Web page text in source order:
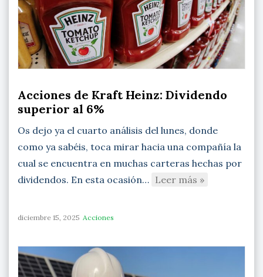
Acciones de Kraft Heinz: Dividendo
superior al 6%
Os dejo ya el cuarto análisis del lunes, donde
como ya sabéis, toca mirar hacia una compañía la
cual se encuentra en muchas carteras hechas por
dividendos. En esta ocasión… Leer más »
diciembre 15, 2025 Acciones